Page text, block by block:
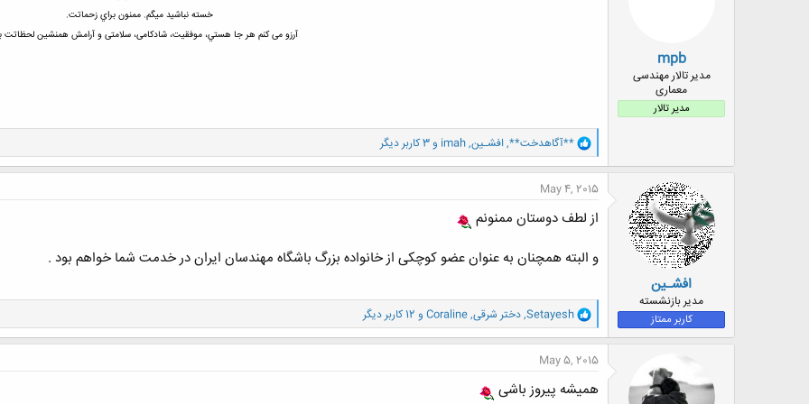
mpb
مدیر تالار مهندسی
معماری
مدیر تالار
خسته نباشيد ميگم. ممنون براي زحماتت.
آرزو می کنم هر جا هستي، موفقیت، شادکامی، سلامتی و آرامش همنشین لحظاتت
و
ا
ک
ش
ه
ا
**آگاهدخت**,افشـین,
imah و 3 کاربر دیگر
افشـین
مدیر بازنشسته
کاربر ممتاز
May 4, 2015
از لطف دوستان ممنونم
و البته همچنان به عنوان عضو کوچکی از خانواده بزرگ باشگاه مهندسان ایران در خدمت شما خواهم بود .
و
ا
ک
ش
ه
ا
Setayesh
,دختر شرقی,
Coraline و 12 کاربر دیگر
May 5, 2015
همیشه پیروز باشی